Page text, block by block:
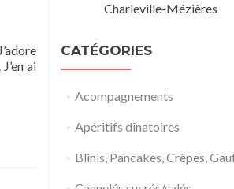
ai
Charleville-Mézières
CATÉGORIES
Acompagnements
Apéritifs dînatoires
Blinis, Pancakes, Crêpes,